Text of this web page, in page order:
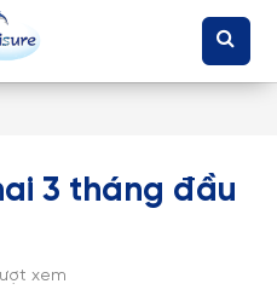
3 tháng đầu
xem